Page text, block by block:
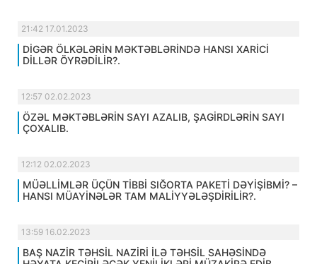
21:42 17.01.2023
DİGƏR ÖLKƏLƏRİN MƏKTƏBLƏRİNDƏ HANSI XARİCİ
DİLLƏR ÖYRƏDİLİR?.
12:57 02.02.2023
ÖZƏL MƏKTƏBLƏRİN SAYI AZALIB, ŞAGİRDLƏRİN SAYI
ÇOXALIB.
12:12 02.02.2023
MÜƏLLİMLƏR ÜÇÜN TİBBİ SIĞORTA PAKETİ DƏYİŞİBMİ? –
HANSI MÜAYİNƏLƏR TAM MALİYYƏLƏŞDİRİLİR?.
13:59 16.02.2023
BAŞ NAZİR TƏHSİL NAZİRİ İLƏ TƏHSİL SAHƏSİNDƏ